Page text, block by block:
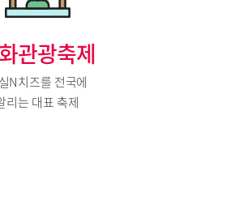
관광축제
N치즈를 전국에
리는 대표 축제